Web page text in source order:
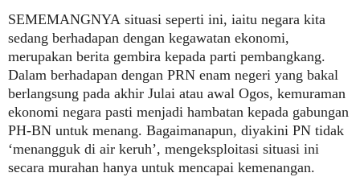
SEMEMANGNYA situasi seperti ini, iaitu negara kita
sedang berhadapan dengan kegawatan ekonomi,
merupakan berita gembira kepada parti pembangkang.
Dalam berhadapan dengan PRN enam negeri yang bakal
berlangsung pada akhir Julai atau awal Ogos, kemuraman
ekonomi negara pasti menjadi hambatan kepada gabungan
PH-BN untuk menang. Bagaimanapun, diyakini PN tidak
‘menangguk di air keruh’, mengeksploitasi situasi ini
secara murahan hanya untuk mencapai kemenangan.